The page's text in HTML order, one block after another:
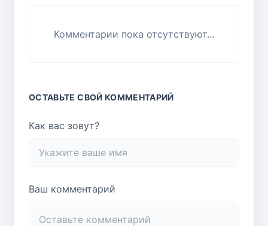
Комментарии пока отсутствуют...
ОСТАВЬТЕ СВОЙ КОММЕНТАРИЙ
Как вас зовут?
Ваш комментарий